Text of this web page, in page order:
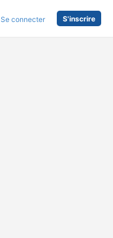
Se connecter S'inscrire